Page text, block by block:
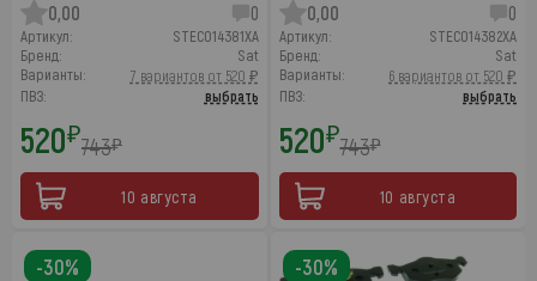
0,00
0
Артикул:
STEC014381XA
Бренд:
Sat
Варианты:
7 вариантов от 520 ₽
ПВЗ:
выбрать
520₽743₽
10 августа
0,00
0
Артикул:
STEC014382XA
Бренд:
Sat
Варианты:
6 вариантов от 520 ₽
ПВЗ:
выбрать
520₽743₽
10 августа
-30% -30%